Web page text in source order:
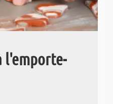
l'emporte-